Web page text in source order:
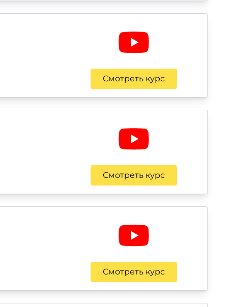
Смотреть курс
Смотреть курс
Смотреть курс